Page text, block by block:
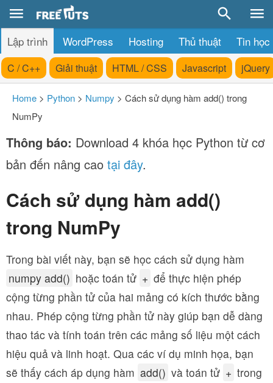
Lập trình WordPress Hosting Thủ thuật Tin học
C / C++ Giải thuật HTML / CSS Javascript jQuery
Home > Python > Numpy > Cách sử dụng hàm add() trong
NumPy
Thông báo: Download 4 khóa học Python từ cơ
bản đến nâng cao tại đây.
Cách sử dụng hàm add()
trong NumPy
Trong bài viết này, bạn sẽ học cách sử dụng hàm
numpy add() hoặc toán tử + để thực hiện phép
cộng từng phần tử của hai mảng có kích thước bằng
nhau. Phép cộng từng phần tử này giúp bạn dễ dàng
thao tác và tính toán trên các mảng số liệu một cách
hiệu quả và linh hoạt. Qua các ví dụ minh họa, bạn
sẽ thấy cách áp dụng hàm add() và toán tử + trong